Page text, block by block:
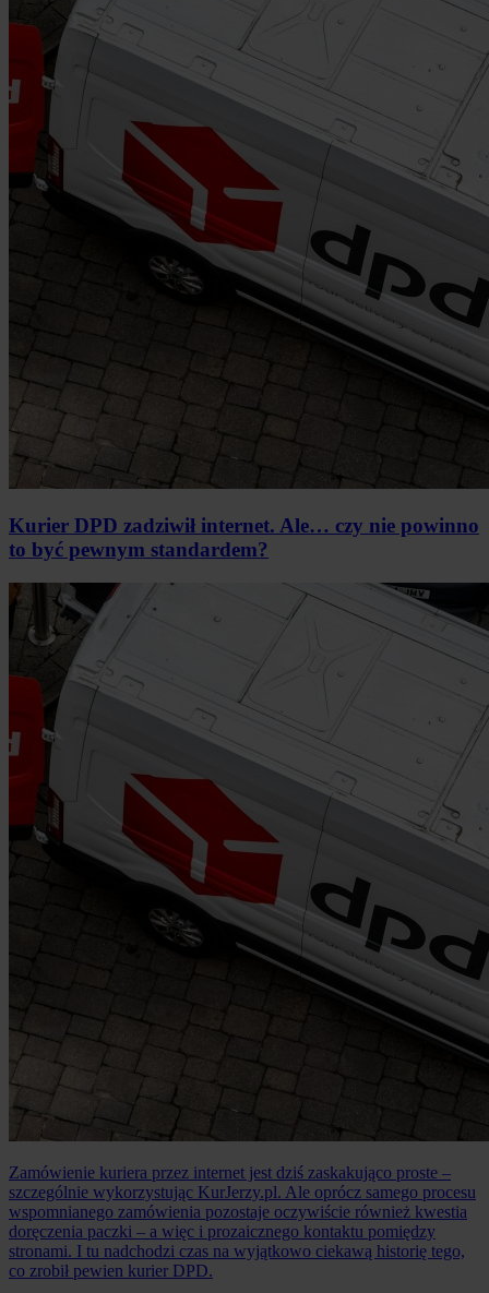
Kurier DPD zadziwił internet. Ale… czy nie powinno
to być pewnym standardem?
Zamówienie kuriera przez internet jest dziś zaskakująco proste –
szczególnie wykorzystując KurJerzy.pl. Ale oprócz samego procesu
wspomnianego zamówienia pozostaje oczywiście również kwestia
doręczenia paczki – a więc i prozaicznego kontaktu pomiędzy
stronami. I tu nadchodzi czas na wyjątkowo ciekawą historię tego,
co zrobił pewien kurier DPD.